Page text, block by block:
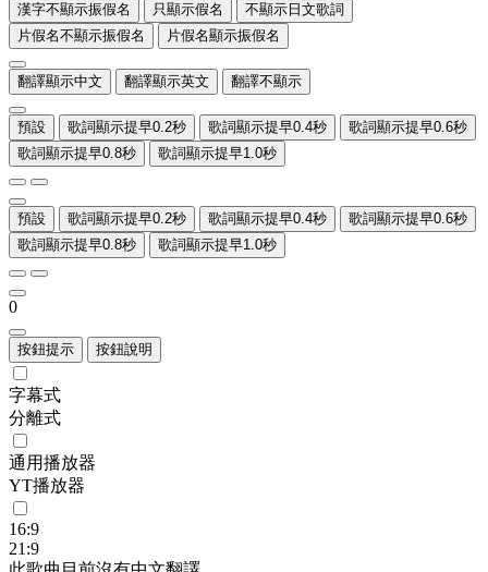
漢字不顯示振假名
只顯示假名
不顯示日文歌詞
片假名不顯示振假名
片假名顯示振假名
翻譯顯示中文 翻譯顯示英文 翻譯不顯示
預設 歌詞顯示提早0.2秒 歌詞顯示提早0.4秒
歌詞顯示提早0.6秒
歌詞顯示提早0.8秒
歌詞顯示提早1.0秒
預設 歌詞顯示提早0.2秒 歌詞顯示提早0.4秒
歌詞顯示提早0.6秒
歌詞顯示提早0.8秒
歌詞顯示提早1.0秒
0
按鈕提示 按鈕說明
字幕式
分離式
通用播放器
YT播放器
16:9
21:9